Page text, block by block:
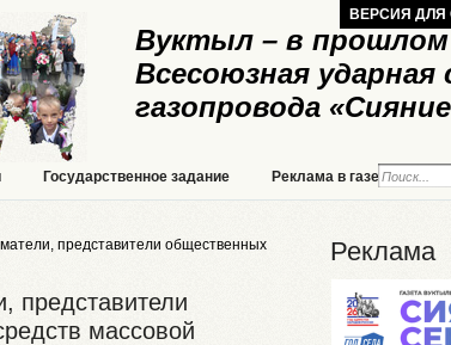
Вуктыл – в прошлом
Всесоюзная ударная
газопровода
ВЕРСИЯ
Государственное задание Реклама в газете
представители общественных
представители
массовой
Реклама